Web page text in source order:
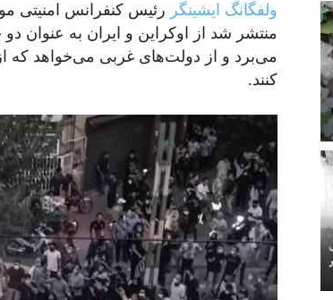
ولفگانگ ایشینگر رئیس کنفرانس امنیتی
می‌برد و از دولت‌های غربی می‌خواهد که
کنند.